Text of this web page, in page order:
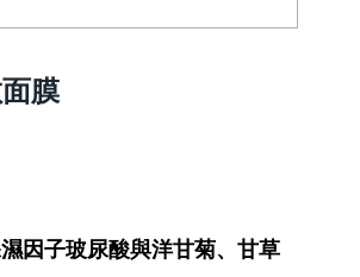
膜
因子玻尿酸與洋甘菊、甘草